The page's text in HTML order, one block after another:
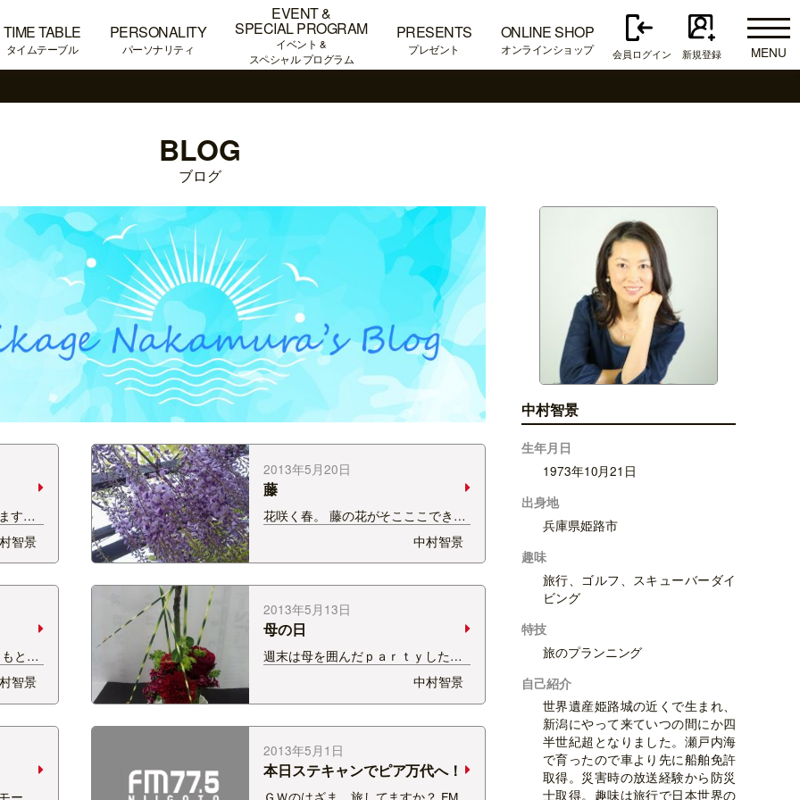
TIME TABLE
タイムテーブル
PERSONALITY
パーソナリティ
EVENT &
SPECIAL PROGRAM
イベント &
スペシャル プログラム
PRESENTS
プレゼント
ONLINE SHOP
オンラインショップ 会員ログイン 新規登録 MENU
BLOG
ブログ
す。
どい
たり
った
がた
智景
2013年5月20日
藤
花咲く春。 藤の花がそこここできれ
いですね。 癒されます~。 ただ花の
香に誘われて、ハチさんがいっぱい
いるのでちょっと注意しないと。
中村智景
とも
味し
智景
2013年5月13日
母の日
週末は母を囲んだｐａｒｔｙした方
も多い？ 私は実家から遠く離れて暮
らしているため、 いつも贈り物を送
るだけになってしまい・・・。 基本
的にミーハーな母には当たり前のも
のを贈っても 喜んでもらえない
っ。。。 初めて見るもの…
中村智景
2013年5月1日
本日ステキャンでピア万代へ！
中村智景
生年月日
1973年10月21日
出身地
兵庫県姫路市
趣味
旅行、ゴルフ、スキューバーダイ
ビング
特技
旅のプランニング
自己紹介
世界遺産姫路城の近くで生まれ、
新潟にやって来ていつの間にか四
半世紀超となりました。瀬戸内海
で育ったので車より先に船舶免許
取得。災害時の放送経験から防災
士取得。趣味は旅行で日本世界の